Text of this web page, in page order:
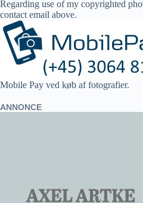
Regarding use of my copyrighted
contact email above.
Mobile Pay ved køb af fotografier.
ANNONCE